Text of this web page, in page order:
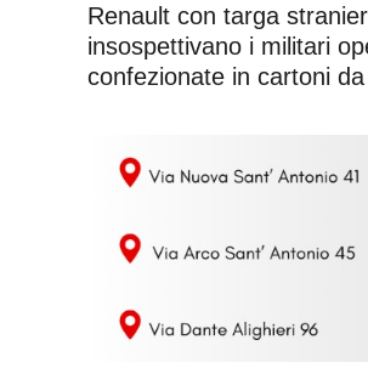
Renault con targa
insospettivano i militari
confezionate in cartoni